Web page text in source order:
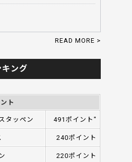
READ MORE >
ング
ト
タッペン 491ポイント"
240ポイント
220ポイント